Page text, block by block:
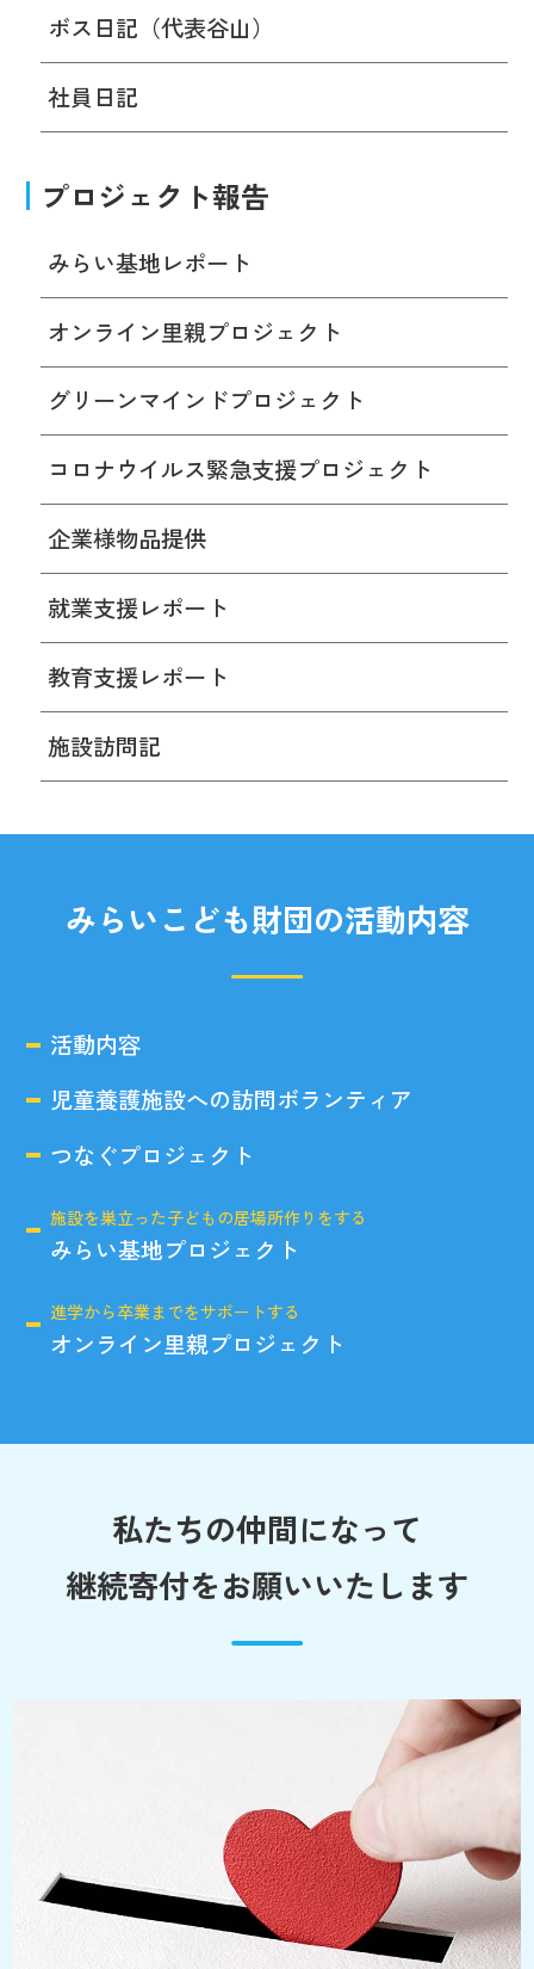
ボス日記（代表谷山）
社員日記
プロジェクト報告
みらい基地レポート
オンライン里親プロジェクト
グリーンマインドプロジェクト
コロナウイルス緊急支援プロジェクト
企業様物品提供
就業支援レポート
教育支援レポート
施設訪問記
みらいこども財団の活動内容
活動内容
児童養護施設への訪問ボランティア
つなぐプロジェクト
施設を巣立った子どもの居場所作りをする
みらい基地プロジェクト
進学から卒業までをサポートする
オンライン里親プロジェクト
私たちの仲間になって
継続寄付をお願いいたします